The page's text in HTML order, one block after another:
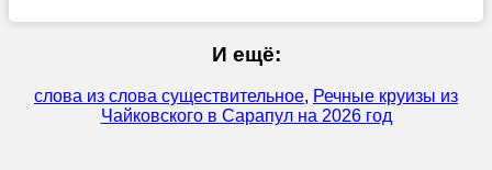
И ещё:
слова из слова существительное, Речные круизы из
Чайковского в Сарапул на 2026 год